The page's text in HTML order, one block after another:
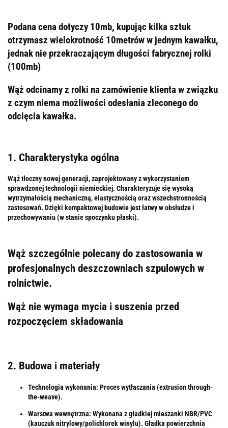
Podana cena dotyczy 10mb, kupując kilka sztuk
otrzymasz wielokrotność 10metrów w jednym kawałku,
jednak nie przekraczającym długości fabrycznej rolki
(100mb)
Wąż odcinamy z rolki na zamówienie klienta w związku
z czym niema możliwości odesłania zleconego do
odcięcia kawałka.
1. Charakterystyka ogólna
Wąż tłoczny nowej generacji, zaprojektowany z wykorzystaniem
sprawdzonej technologii niemieckiej. Charakteryzuje się wysoką
wytrzymałością mechaniczną, elastycznością oraz wszechstronnością
zastosowań. Dzięki kompaktowej budowie jest łatwy w obsłudze i
przechowywaniu (w stanie spoczynku płaski).
Wąż szczególnie polecany do zastosowania w
profesjonalnych deszczowniach szpulowych w
rolnictwie.
Wąż nie wymaga mycia i suszenia przed
rozpoczęciem składowania
2. Budowa i materiały
Technologia wykonania: Proces wytłaczania (extrusion through-
the-weave).
Warstwa wewnętrzna: Wykonana z gładkiej mieszanki NBR/PVC
(kauczuk nitrylowy/polichlorek winylu). Gładka powierzchnia